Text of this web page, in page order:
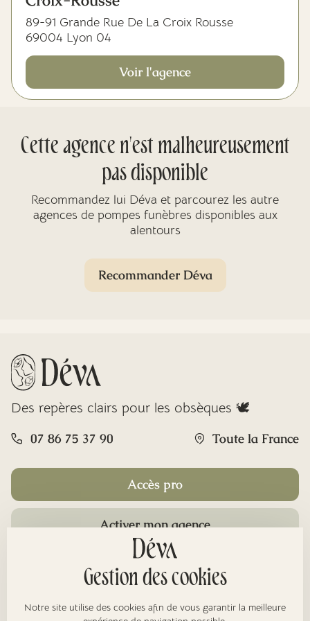
89-91 Grande Rue De La Croix Rousse
69004 Lyon 04
Voir l'agence
Cette agence n'est malheureusement
pas disponible
Recommandez lui Déva et parcourez les autre
agences de pompes funèbres disponibles aux
alentours
Recommander Déva
Des repères clairs pour les obsèques 🕊️
07 86 75 37 90 Toute la France
Accès pro
Activer mon agence
Gestion des cookies
Notre site utilise des cookies afin de vous garantir la meilleure